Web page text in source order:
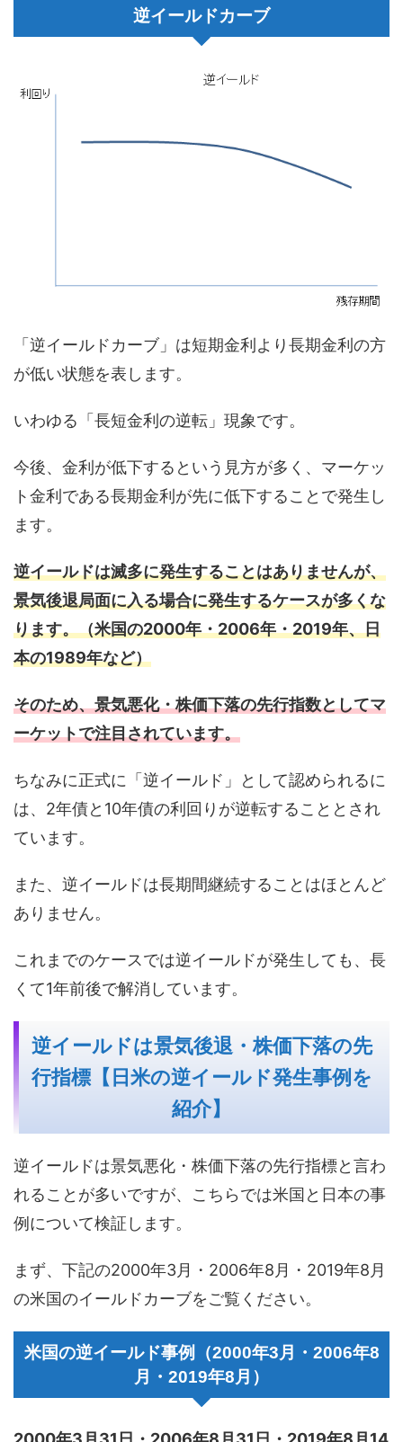
逆イールドカーブ
「逆イールドカーブ」は短期金利より長期金利の方
が低い状態を表します。
いわゆる「長短金利の逆転」現象です。
今後、金利が低下するという見方が多く、マーケッ
ト金利である長期金利が先に低下することで発生し
ます。
逆イールドは滅多に発生することはありませんが、
景気後退局面に入る場合に発生するケースが多くな
ります。（米国の2000年・2006年・2019年、日
本の1989年など）
そのため、景気悪化・株価下落の先行指数としてマ
ーケットで注目されています。
ちなみに正式に「逆イールド」として認められるに
は、2年債と10年債の利回りが逆転することとされ
ています。
また、逆イールドは長期間継続することはほとんど
ありません。
これまでのケースでは逆イールドが発生しても、長
くて1年前後で解消しています。
逆イールドは景気後退・株価下落の先
行指標【日米の逆イールド発生事例を
紹介】
逆イールドは景気悪化・株価下落の先行指標と言わ
れることが多いですが、こちらでは米国と日本の事
例について検証します。
まず、下記の2000年3月・2006年8月・2019年8月
の米国のイールドカーブをご覧ください。
米国の逆イールド事例（2000年3月・2006年8
月・2019年8月）